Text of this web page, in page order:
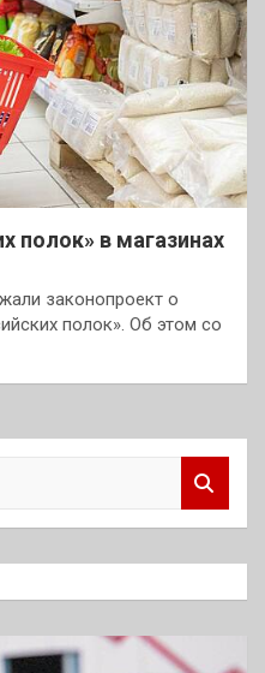
полок» в магазинах
законопроект о
полок». Об этом со